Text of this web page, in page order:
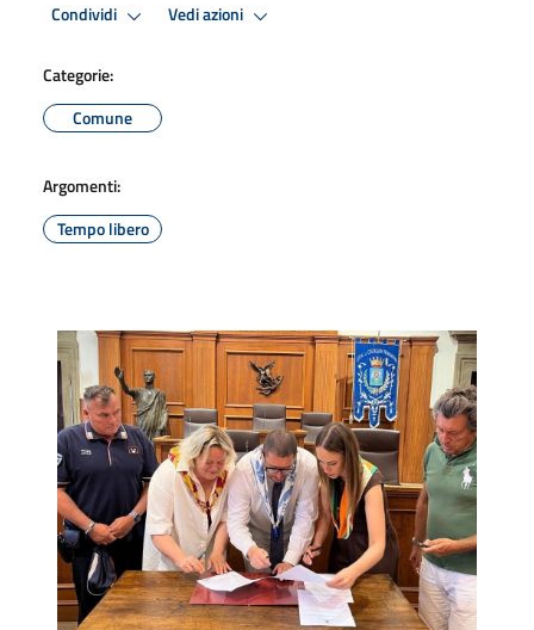
Condividi Vedi azioni
Categorie:
Comune
Argomenti:
Tempo libero